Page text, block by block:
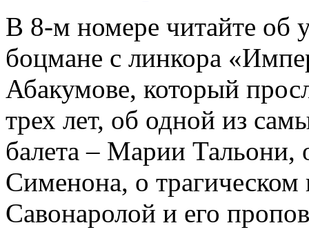
В 8-м номере читайте об
боцмане с линкора
Абакумове, который
трех лет, об одной из
балета – Марии
Сименона, о трагическом
Савонаролой и его